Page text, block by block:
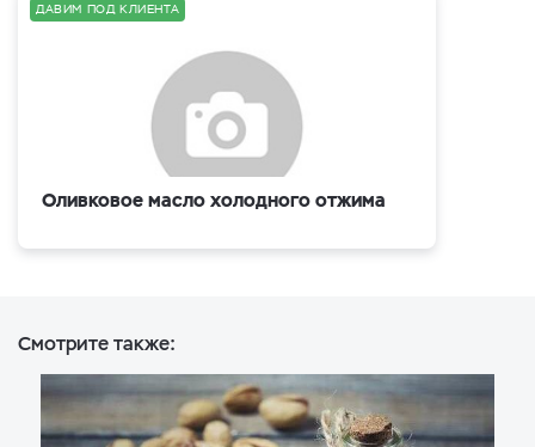
ДАВИМ ПОД КЛИЕНТА
Оливковое масло холодного отжима
Смотрите также: